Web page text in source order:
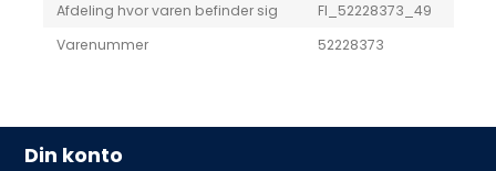
Afdeling hvor varen befinder sig
FI_52228373_49
Varenummer
52228373
Din konto